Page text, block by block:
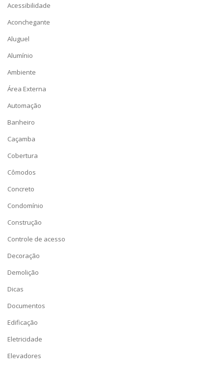
Acessibilidade
Aconchegante
Aluguel
Alumínio
Ambiente
Área Externa
Automação
Banheiro
Caçamba
Cobertura
Cômodos
Concreto
Condomínio
Construção
Controle de acesso
Decoração
Demolição
Dicas
Documentos
Edificação
Eletricidade
Elevadores